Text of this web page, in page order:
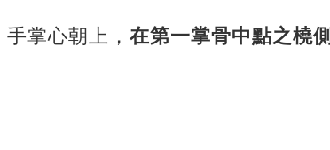
手掌心朝上， 在第一掌骨中點之橈側